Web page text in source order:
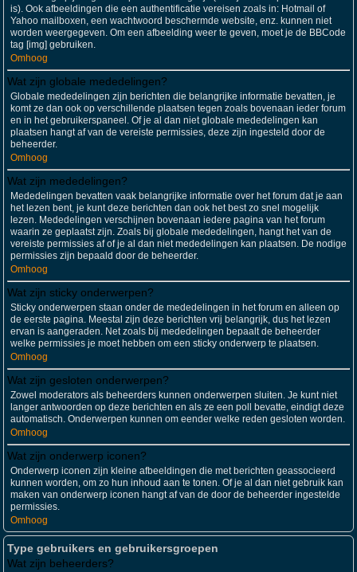
is). Ook afbeeldingen die een authentificatie vereisen zoals in: Hotmail of
Yahoo mailboxen, een wachtwoord beschermde website, enz. kunnen niet
worden weergegeven. Om een afbeelding weer te geven, moet je de BBCode
tag [img] gebruiken.
Omhoog
Wat zijn globale mededelingen?
Globale mededelingen zijn berichten die belangrijke informatie bevatten, je
komt ze dan ook op verschillende plaatsen tegen zoals bovenaan ieder forum
en in het gebruikerspaneel. Of je al dan niet globale mededelingen kan
plaatsen hangt af van de vereiste permissies, deze zijn ingesteld door de
beheerder.
Omhoog
Wat zijn mededelingen?
Mededelingen bevatten vaak belangrijke informatie over het forum dat je aan
het lezen bent, je kunt deze berichten dan ook het best zo snel mogelijk
lezen. Mededelingen verschijnen bovenaan iedere pagina van het forum
waarin ze geplaatst zijn. Zoals bij globale mededelingen, hangt het van de
vereiste permissies af of je al dan niet mededelingen kan plaatsen. De nodige
permissies zijn bepaald door de beheerder.
Omhoog
Wat zijn sticky onderwerpen?
Sticky onderwerpen staan onder de mededelingen in het forum en alleen op
de eerste pagina. Meestal zijn deze berichten vrij belangrijk, dus het lezen
ervan is aangeraden. Net zoals bij mededelingen bepaalt de beheerder
welke permissies je moet hebben om een sticky onderwerp te plaatsen.
Omhoog
Wat zijn gesloten onderwerpen?
Zowel moderators als beheerders kunnen onderwerpen sluiten. Je kunt niet
langer antwoorden op deze berichten en als ze een poll bevatte, eindigt deze
automatisch. Onderwerpen kunnen om eender welke reden gesloten worden.
Omhoog
Wat zijn onderwerp iconen?
Onderwerp iconen zijn kleine afbeeldingen die met berichten geassocieerd
kunnen worden, om zo hun inhoud aan te tonen. Of je al dan niet gebruik kan
maken van onderwerp iconen hangt af van de door de beheerder ingestelde
permissies.
Omhoog
Type gebruikers en gebruikersgroepen
Wat zijn beheerders?